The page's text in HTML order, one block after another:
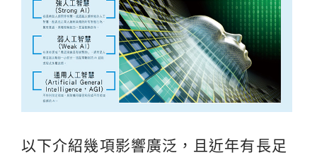
以下介紹幾項影響廣泛，且近年有長足